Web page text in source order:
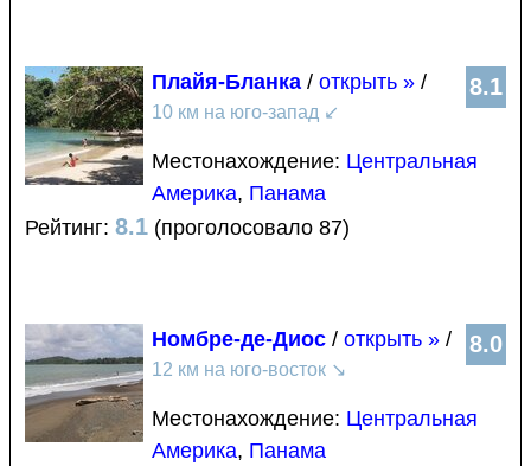
8.1
Плайя-Бланка / открыть » /
10 км на юго-запад ↙
Местонахождение: Центральная
Америка, Панама
Рейтинг: 8.1 (проголосовало 87)
8.0
Номбре-де-Диос / открыть » /
12 км на юго-восток ↘
Местонахождение: Центральная
Америка, Панама